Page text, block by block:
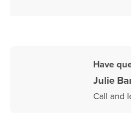
Have
Julie
Call and